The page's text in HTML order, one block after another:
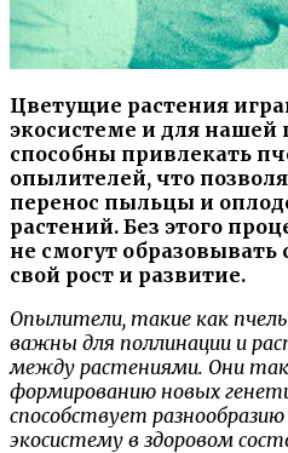
Цветущие растения
экосистеме и для
способны привлекать
опылителей, что
перенос пыльцы и
растений. Без этого
не смогут
свой рост и развитие.
Опылители, такие как
важны для поллинации и
между растениями. Они
формированию новых
способствует
экосистему в здоровом